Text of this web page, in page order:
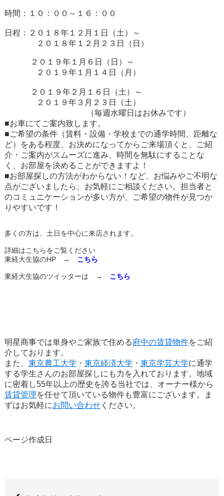
時間：１０：００～１６：００
日程：２０１８年１２月１日（土）～
２０１８年１２月２３日（日）
２０１９年１月６日（日）～
２０１９年１月１４日（月）
２０１９年２月１６日（土）～
２０１９年３月２３日（土）
（毎週水曜日はお休みです）
■お車にてご案内致します。
■ご希望の条件（賃料・設備・学校までの通学時間、距離な
ど）をある程度、お決めになってからご来場頂くと、ご紹
介・ご案内がスムーズに進み、時間を無駄にすることな
く、お部屋を決めることができますよ！
■お部屋探しの方法がわからない！など、お悩みやご不明な
点がございましたら、お気軽にご相談ください。担当者と
のコミュニケーションが多い方が、ご希望の物件が見つか
りやすいです！
多くの方は、土日を中心に来店されます。
詳細はこちらをご覧ください
東経大生協のHP → こちら
東経大生協のツイッターは → こちら
明星商事では単身やご家族で住める府中の賃貸物件をご紹
介しております。
また、 東京農工大学 ・ 東京経済大学 ・ 東京学芸大学に通学
する学生さんのお部屋探しにも力を入れております。地域
に密着し55年以上の歴史を誇る当社では、オーナー様から
賃貸管理を任せて頂いている物件も豊富にございます。ま
ずはお気軽にお問い合わせください。
ページ作成日